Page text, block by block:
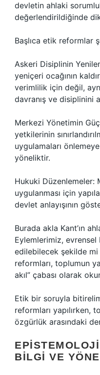
devletin ahlaki
değerlendirildiğinde
Başlıca etik reformlar
Askeri Disiplinin
yeniçeri ocağının
verimlilik için değil,
davranış ve disiplinini
Merkezi Yönetimin
yetkilerinin
uygulamaları
yöneliktir.
Hukuki Düzenlemeler:
uygulanması için
devlet anlayışının
Burada akla Kant’ın
Eylemlerimiz,
edilebilecek şekilde mi
reformları, toplumun
akıl” çabası olarak
Etik bir soruyla
reformları yapılırken,
özgürlük arasındaki
BILGI VE